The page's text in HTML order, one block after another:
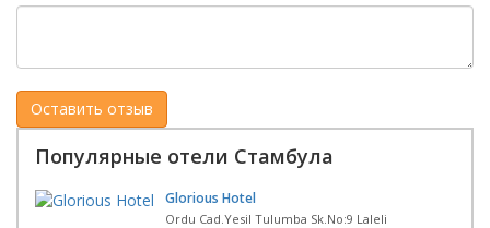
Популярные отели Стамбула
Glorious Hotel
Ordu Cad.Yesil Tulumba Sk.No:9 Laleli